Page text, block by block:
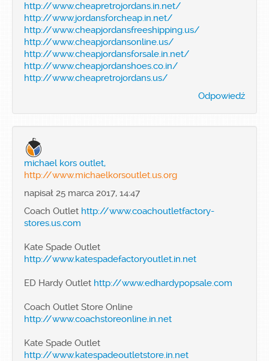
http://www.cheapretrojordans.in.net/
http://www.jordansforcheap.in.net/
http://www.cheapjordansfreeshipping.us/
http://www.cheapjordansonline.us/
http://www.cheapjordansforsale.in.net/
http://www.cheapjordanshoes.co.in/
http://www.cheapretrojordans.us/
Odpowiedź
michael kors outlet,
http://www.michaelkorsoutlet.us.org
napisał 25 marca 2017, 14:47
Coach Outlet http://www.coachoutletfactory-
stores.us.com
Kate Spade Outlet
http://www.katespadefactoryoutlet.in.net
ED Hardy Outlet http://www.edhardypopsale.com
Coach Outlet Store Online
http://www.coachstoreonline.in.net
Kate Spade Outlet
http://www.katespadeoutletstore.in.net